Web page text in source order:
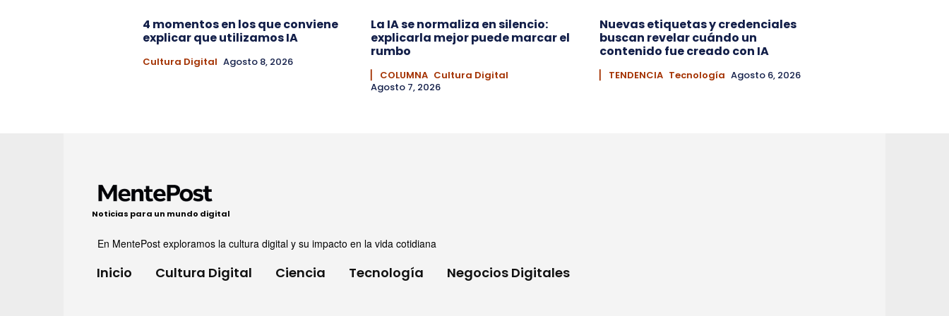
4 momentos en los que conviene
explicar que utilizamos IA
Cultura Digital Agosto 8, 2026
La IA se normaliza en silencio:
explicarla mejor puede marcar el
rumbo
▏ COLUMNA Cultura Digital
Agosto 7, 2026
Nuevas etiquetas y credenciales
buscan revelar cuándo un
contenido fue creado con IA
▏ TENDENCIA Tecnología Agosto 6, 2026
Noticias para un mundo digital
En MentePost exploramos la cultura digital y su impacto en la vida cotidiana
Inicio Cultura Digital Ciencia Tecnología Negocios Digitales